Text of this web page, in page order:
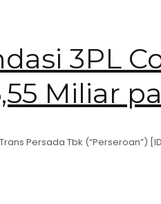
3PL
Miliar
Persada Tbk